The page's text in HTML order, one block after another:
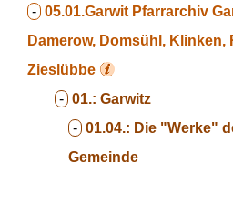
- 05.01.Garwit Pfarrarchiv
Damerow, Domsühl, Klinken,
Zieslübbe
- 01.: Garwitz
- 01.04.: Die "Werke"
Gemeinde